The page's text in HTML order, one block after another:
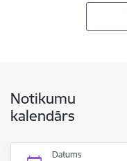
Notikumu
kalendārs
Datums